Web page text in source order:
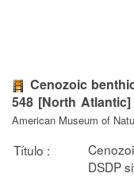
Cenozoic
548 [North Atlantic]
American Museum of
Título :
DSDP